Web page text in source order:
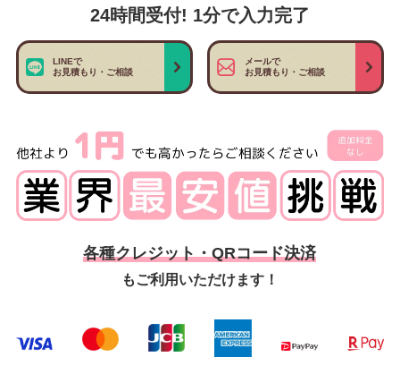
24時間受付! 1分で入力完了
LINEで
お見積もり・ご相談
メールで
お見積もり・ご相談
各種クレジット・QRコード決済
もご利用いただけます！